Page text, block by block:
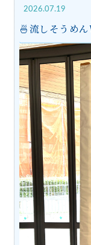
2026.07.19
🍜流しそうめ